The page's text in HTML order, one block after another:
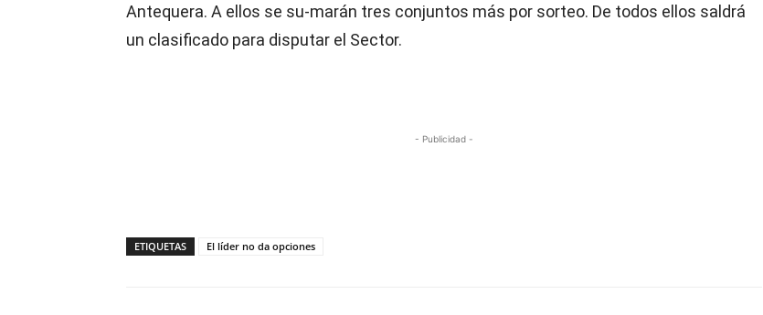
Antequera. A ellos se su-marán tres conjuntos más por sorteo. De todos ellos saldrá
un clasificado para disputar el Sector.
- Publicidad -
ETIQUETAS El líder no da opciones